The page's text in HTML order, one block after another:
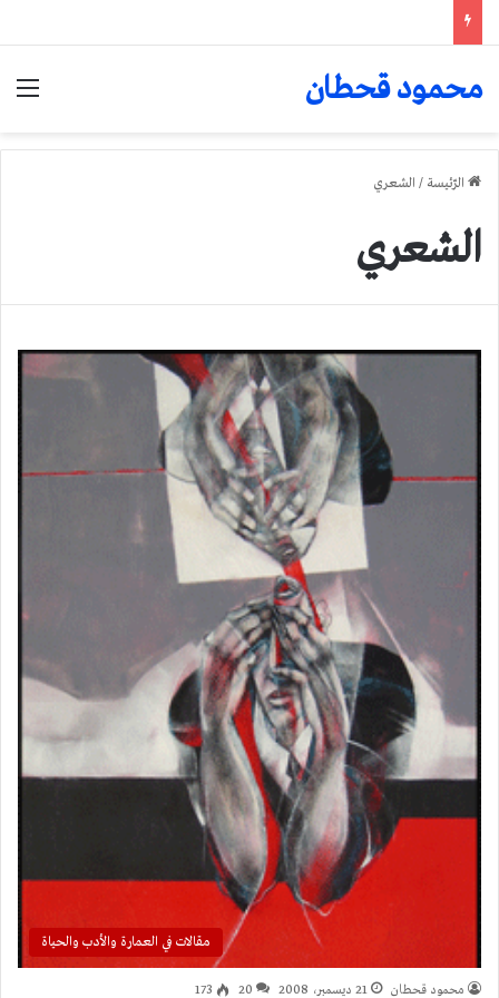
محمود قحطان
الرّئيسة / الشعري
الشعري
مقالات في العمارة والأدب والحياة
محمود قحطان 21 ديسمبر، 2008 20
173